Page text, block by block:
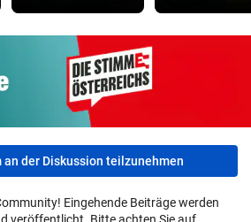
an der Diskussion teilzunehmen
Eingehende Beiträge werden
veröffentlicht. Bitte achten Sie auf